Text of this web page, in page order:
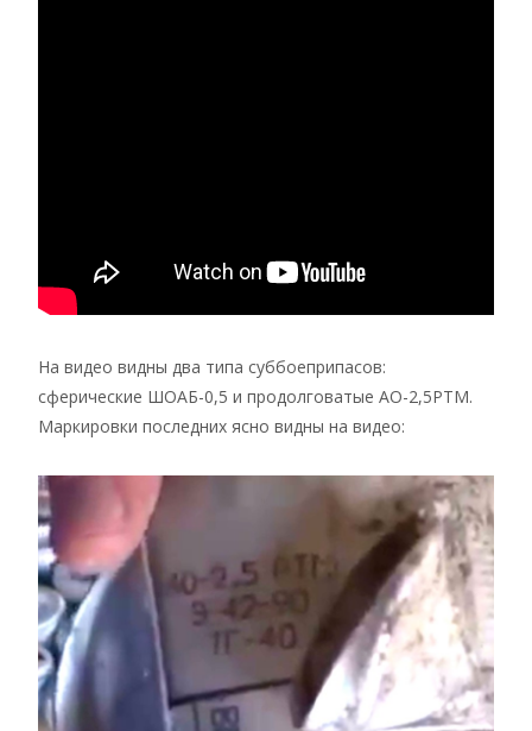
На видео видны два типа суббоеприпасов:
сферические ШОАБ-0,5 и продолговатые АО-2,5РТМ.
Маркировки последних ясно видны на видео: